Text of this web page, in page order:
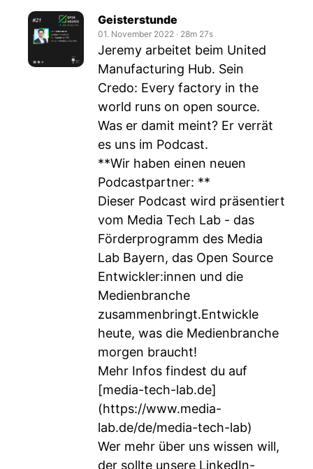
Geisterstunde
01. November 2022 ‧ 28m 27s
Jeremy arbeitet beim United
Manufacturing Hub. Sein
Credo: Every factory in the
world runs on open source.
Was er damit meint? Er verrät
es uns im Podcast.
**Wir haben einen neuen
Podcastpartner: **
Dieser Podcast wird präsentiert
vom Media Tech Lab - das
Förderprogramm des Media
Lab Bayern, das Open Source
Entwickler:innen und die
Medienbranche
zusammenbringt.Entwickle
heute, was die Medienbranche
morgen braucht!
Mehr Infos findest du auf
[media-tech-lab.de]
(https://www.media-
lab.de/de/media-tech-lab)
Wer mehr über uns wissen will,
der sollte unsere LinkedIn-